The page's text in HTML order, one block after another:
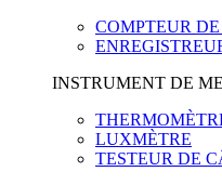
COMPTEUR
INSTRUMENT DE
LUXMÈTRE
TESTEUR DE